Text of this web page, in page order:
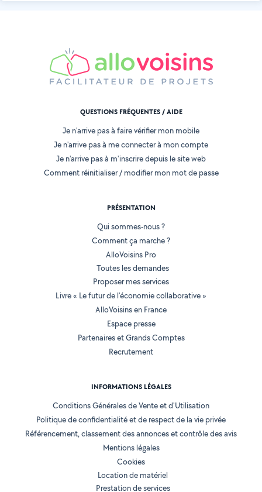
QUESTIONS FRÉQUENTES / AIDE
Je n'arrive pas à faire vérifier mon mobile
Je n'arrive pas à me connecter à mon compte
Je n'arrive pas à m'inscrire depuis le site web
Comment réinitialiser / modifier mon mot de passe
PRÉSENTATION
Qui sommes-nous ?
Comment ça marche ?
AlloVoisins Pro
Toutes les demandes
Proposer mes services
Livre « Le futur de l'économie collaborative »
AlloVoisins en France
Espace presse
Partenaires et Grands Comptes
Recrutement
INFORMATIONS LÉGALES
Conditions Générales de Vente et d'Utilisation
Politique de confidentialité et de respect de la vie privée
Référencement, classement des annonces et contrôle des avis
Mentions légales
Cookies
Location de matériel
Prestation de services